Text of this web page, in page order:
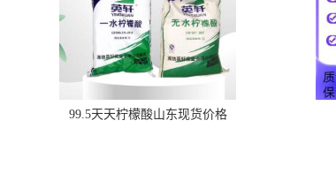
99.5天天柠檬酸山东现货价格